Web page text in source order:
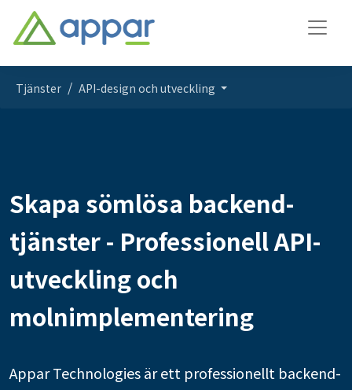
Tjänster API-design och utveckling
Skapa sömlösa backend-
tjänster - Professionell API-
utveckling och
molnimplementering
Appar Technologies är ett professionellt backend-